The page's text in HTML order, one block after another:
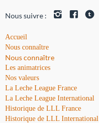
Nous suivre :
Accueil
Nous connaître
Nous connaître
Les animatrices
Nos valeurs
La Leche League France
La Leche League International
Historique de LLL France
Historique de LLL International